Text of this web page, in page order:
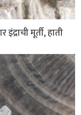
इंद्राची मूर्ती, हाती